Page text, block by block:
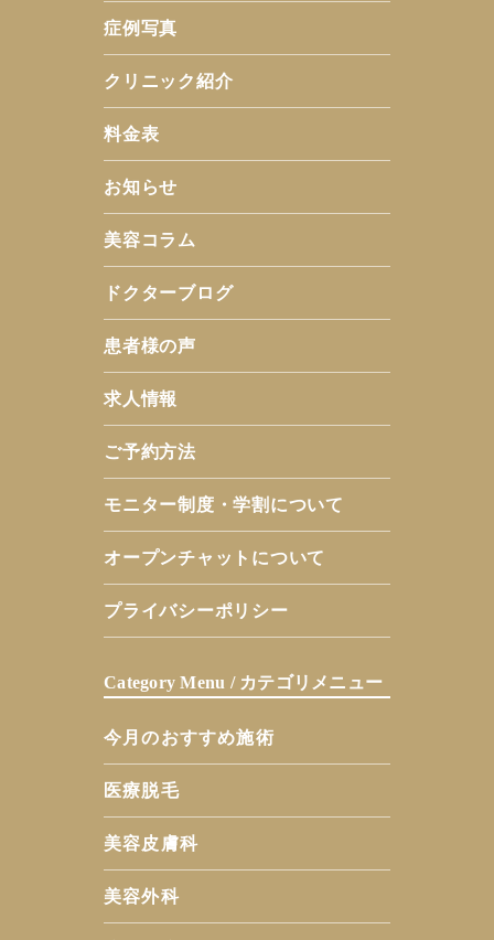
症例写真
クリニック紹介
料金表
お知らせ
美容コラム
ドクターブログ
患者様の声
求人情報
ご予約方法
モニター制度・学割について
オープンチャットについて
プライバシーポリシー
Category Menu / カテゴリメニュー
今月のおすすめ施術
医療脱毛
美容皮膚科
美容外科